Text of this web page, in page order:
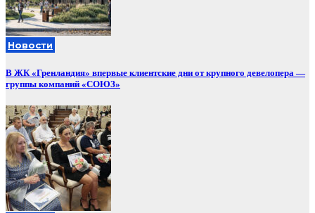
Новости
В ЖК «Гренландия» впервые клиентские дни от крупного девелопера —
группы компаний «СОЮЗ»